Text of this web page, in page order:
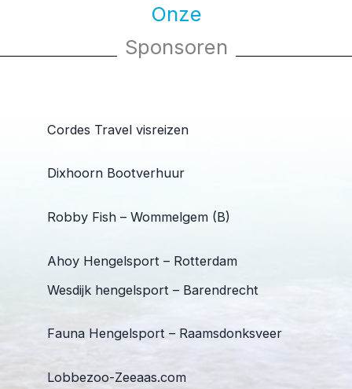
Onze
Sponsoren
Cordes Travel visreizen
Dixhoorn Bootverhuur
Robby Fish – Wommelgem (B)
Ahoy Hengelsport – Rotterdam
Wesdijk hengelsport – Barendrecht
Fauna Hengelsport – Raamsdonksveer
Lobbezoo-Zeeaas.com